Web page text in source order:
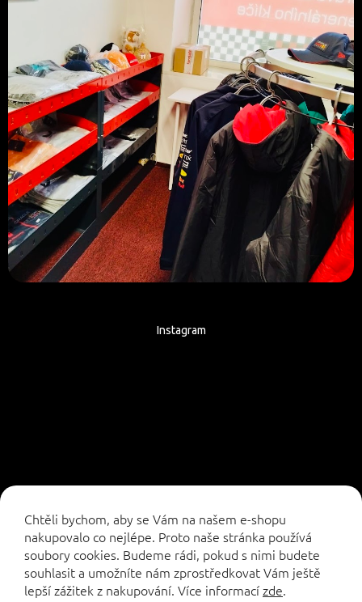
Chtěli bychom, aby se Vám na našem e-shopu
nakupovalo co nejlépe. Proto naše stránka používá
soubory cookies. Budeme rádi, pokud s nimi budete
souhlasit a umožníte nám zprostředkovat Vám ještě
lepší zážitek z nakupování. Více informacízde.
Instagram